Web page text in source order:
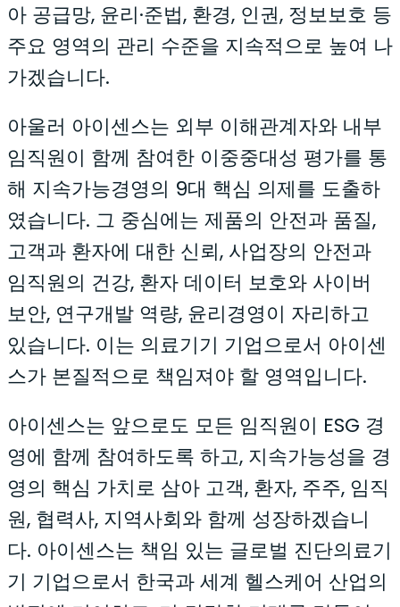
아 공급망, 윤리·준법, 환경, 인권, 정보보호 등
주요 영역의 관리 수준을 지속적으로 높여 나
가겠습니다.
아울러 아이센스는 외부 이해관계자와 내부
임직원이 함께 참여한 이중중대성 평가를 통
해 지속가능경영의 9대 핵심 의제를 도출하
였습니다. 그 중심에는 제품의 안전과 품질,
고객과 환자에 대한 신뢰, 사업장의 안전과
임직원의 건강, 환자 데이터 보호와 사이버
보안, 연구개발 역량, 윤리경영이 자리하고
있습니다. 이는 의료기기 기업으로서 아이센
스가 본질적으로 책임져야 할 영역입니다.
아이센스는 앞으로도 모든 임직원이 ESG 경
영에 함께 참여하도록 하고, 지속가능성을 경
영의 핵심 가치로 삼아 고객, 환자, 주주, 임직
원, 협력사, 지역사회와 함께 성장하겠습니
다. 아이센스는 책임 있는 글로벌 진단의료기
기 기업으로서 한국과 세계 헬스케어 산업의